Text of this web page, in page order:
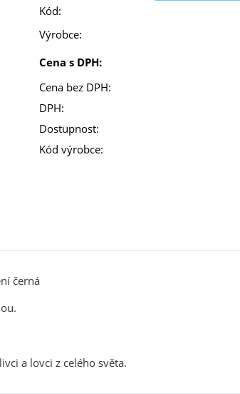
Kód:
Výrobce:
Cena s DPH:
Cena bez DPH:
DPH:
Dostupnost:
Kód výrobce:
černá
a lovci z celého světa.